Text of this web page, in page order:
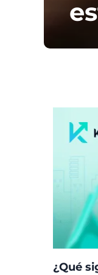
¿Qué